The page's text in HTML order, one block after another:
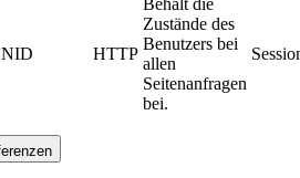
HTTP
Zustände des
Benutzers bei
allen
Seitenanfragen
bei.